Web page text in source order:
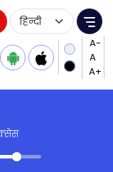
Language